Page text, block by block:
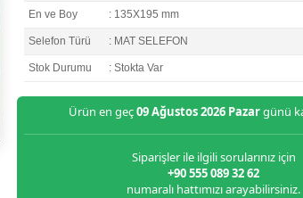
En ve Boy : 135X195 mm
Selefon Türü : MAT SELEFON
Stok Durumu : Stokta Var
Ürün en geç09 Ağustos 2026 Pazargünü
Siparişler ile ilgili sorularınız için
+90 555 089 32 62
numaralı hattımızı arayabilirsiniz.